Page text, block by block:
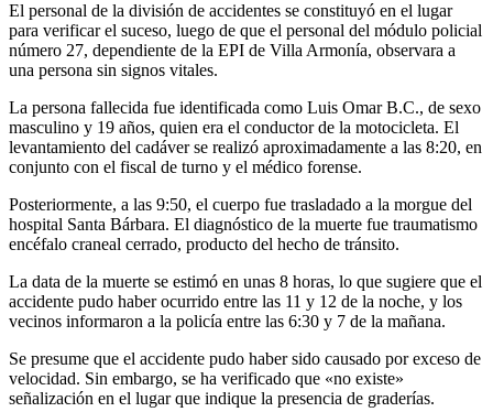
El personal de la división de accidentes se constituyó en el lugar
para verificar el suceso, luego de que el personal del módulo policial
número 27, dependiente de la EPI de Villa Armonía, observara a
una persona sin signos vitales.
La persona fallecida fue identificada como Luis Omar B.C., de sexo
masculino y 19 años, quien era el conductor de la motocicleta. El
levantamiento del cadáver se realizó aproximadamente a las 8:20, en
conjunto con el fiscal de turno y el médico forense.
Posteriormente, a las 9:50, el cuerpo fue trasladado a la morgue del
hospital Santa Bárbara. El diagnóstico de la muerte fue traumatismo
encéfalo craneal cerrado, producto del hecho de tránsito.
La data de la muerte se estimó en unas 8 horas, lo que sugiere que el
accidente pudo haber ocurrido entre las 11 y 12 de la noche, y los
vecinos informaron a la policía entre las 6:30 y 7 de la mañana.
Se presume que el accidente pudo haber sido causado por exceso de
velocidad. Sin embargo, se ha verificado que «no existe»
señalización en el lugar que indique la presencia de graderías.